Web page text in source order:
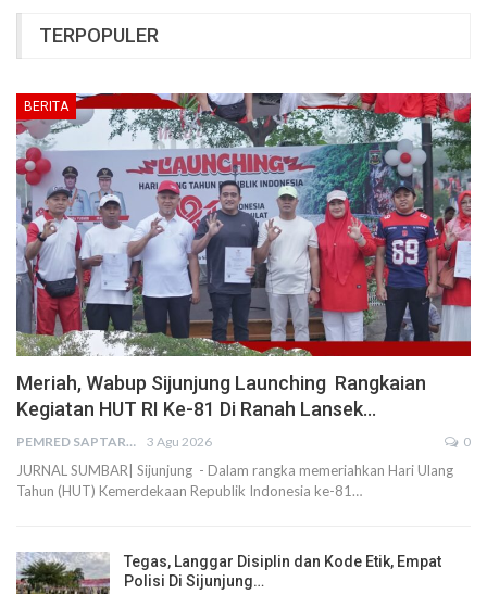
TERPOPULER
BERITA
Meriah, Wabup Sijunjung Launching Rangkaian
Kegiatan HUT RI Ke-81 Di Ranah Lansek…
PEMRED SAPTARIUS 3 Agu 2026 0
JURNAL SUMBAR| Sijunjung - Dalam rangka memeriahkan Hari Ulang
Tahun (HUT) Kemerdekaan Republik Indonesia ke-81…
Tegas, Langgar Disiplin dan Kode Etik, Empat
Polisi Di Sijunjung…